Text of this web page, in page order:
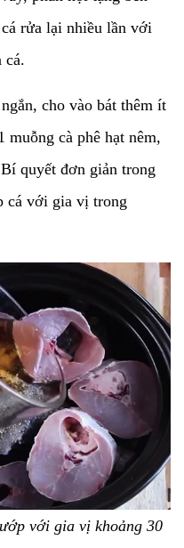
rửa lại nhiều lần với
cá.
cho vào bát thêm ít
cà phê hạt nêm,
quyết đơn giản trong
cá với gia vị trong
với gia vị khoảng 30